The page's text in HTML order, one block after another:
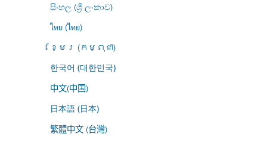
සිංහල (ශ්‍රී ලංකාව)
ไทย (ไทย)
ខ្មែរ (កម្ពុជា)
한국어 (대한민국)
中文(中国)
日本語 (日本)
繁體中文 (台灣)